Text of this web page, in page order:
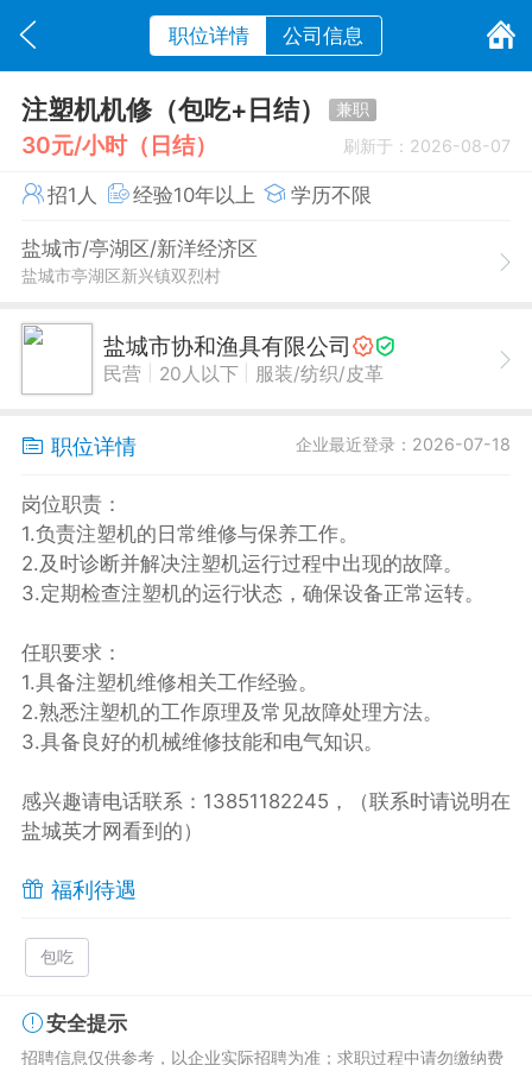
职位详情 公司信息
注塑机机修（包吃+日结） 兼职
30元/小时（日结） 刷新于：2026-08-07
招1人 经验10年以上 学历不限
盐城市/亭湖区/新洋经济区
盐城市亭湖区新兴镇双烈村
盐城市协和渔具有限公司
民营 20人以下 服装/纺织/皮革
职位详情 企业最近登录：2026-07-18
岗位职责：
1.负责注塑机的日常维修与保养工作。
2.及时诊断并解决注塑机运行过程中出现的故障。
3.定期检查注塑机的运行状态，确保设备正常运转。
任职要求：
1.具备注塑机维修相关工作经验。
2.熟悉注塑机的工作原理及常见故障处理方法。
3.具备良好的机械维修技能和电气知识。
感兴趣请电话联系：13851182245，（联系时请说明在
盐城英才网看到的）
福利待遇
包吃
安全提示
招聘信息仅供参考，以企业实际招聘为准；求职过程中请勿缴纳费